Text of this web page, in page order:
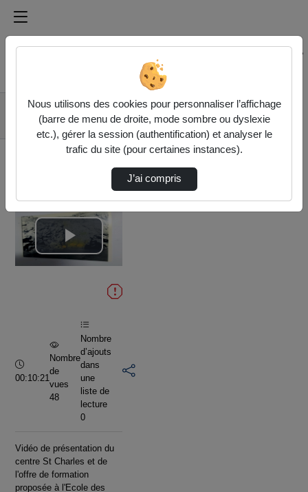
Médiathèque de l'université Paris
Rechercher un média sur Médiathèque de l'université
Accueil Vidéos
PortesOuvertesSaintCharles2024_V4.mov
Lire
vidéo
Durée :
00:10:21
Nombre
de
vues
48
Nombre
d’ajouts
dans
une
liste de
lecture
0
Vidéo de présentation du
centre St Charles et de
l'offre de formation
proposée à l'Ecole des
Nous utilisons des cookies pour personnaliser l’affichage
(barre de menu de droite, mode sombre ou dyslexie
etc.), gérer la session (authentification) et analyser le
trafic du site (pour certaines instances).
J’ai compris